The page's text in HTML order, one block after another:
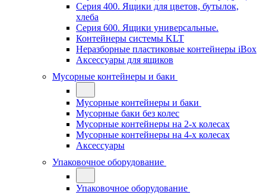
Серия 400. Ящики для цветов, бутылок,
хлеба
Серия 600. Ящики универсальные.
Контейнеры системы KLT
Неразборные пластиковые контейнеры iBox
Аксессуары для ящиков
Мусорные контейнеры и баки
Мусорные контейнеры и баки
Мусорные баки без колес
Мусорные контейнеры на 2-х колесах
Мусорные контейнеры на 4-х колесах
Аксессуары
Упаковочное оборудование
Упаковочное оборудование